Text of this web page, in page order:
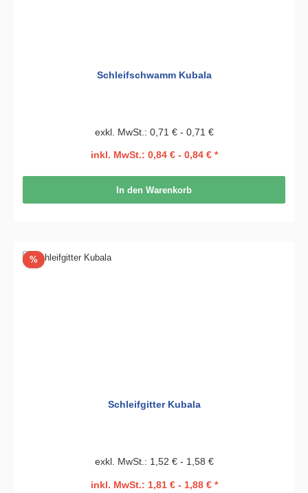
Schleifschwamm Kubala
exkl. MwSt.: 0,71 € - 0,71 €
inkl. MwSt.: 0,84 € - 0,84 € *
In den Warenkorb
%Rabatt
Schleifgitter Kubala
exkl. MwSt.: 1,52 € - 1,58 €
inkl. MwSt.: 1,81 € - 1,88 € *